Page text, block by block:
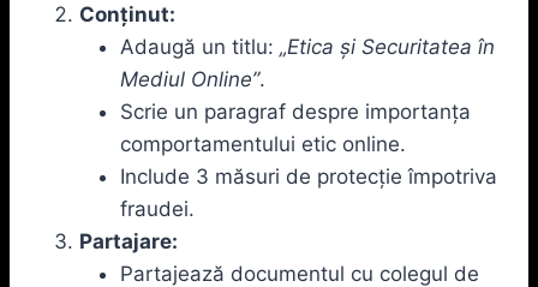
Conținut:
Adaugă un titlu: „Etica și Securitatea în
Mediul Online”.
Scrie un paragraf despre importanța
comportamentului etic online.
Include 3 măsuri de protecție împotriva
fraudei.
Partajare:
Partajează documentul cu colegul de